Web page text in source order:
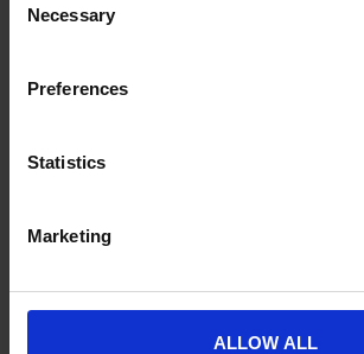
Selection
Necessary
Preferences
Statistics
Marketing
ALLOW ALL
Senderisme a Andorra
Alberg a Andorra,Albergs a Andorra,
Andorra,Allotjament a Andorra,
Albergs a Andorra , Allotjament a